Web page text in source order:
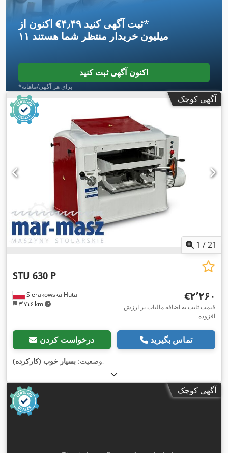
اکنون از ‎€۴٫۴۹ ثبت آگهی کنید*
۱۱ میلیون خریدار منتظر شما هستند
اکنون آگهی ثبت کنید
*برای هر آگهی/ماهانه
آگهی کوچک
1 /21
Sierakowska Huta
۳٬۷۱۶ km
STU 630 P
‎€۲٬۲۶۰
قیمت ثابت به اضافه مالیات بر ارزش
افزوده
درخواست کردن تماس بگیرید
وضعیت: بسیار خوب (کارکرده) ,
آگهی کوچک